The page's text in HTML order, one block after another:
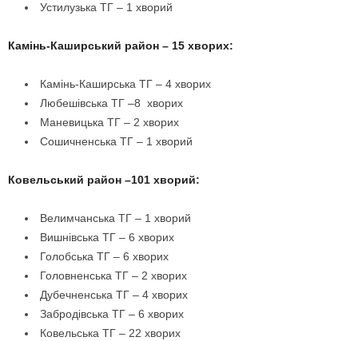
Устилузька ТГ – 1 хворий
Камінь-Каширський район – 15 хворих:
Камінь-Каширська ТГ – 4 хворих
Любешівська ТГ –8 хворих
Маневицька ТГ – 2 хворих
Сошичненська ТГ – 1 хворий
Ковельський район –101 хворий:
Велимчанська ТГ – 1 хворий
Вишнівська ТГ – 6 хворих
Голобська ТГ – 6 хворих
Головненська ТГ – 2 хворих
Дубечненська ТГ – 4 хворих
Забродівська ТГ – 6 хворих
Ковельська ТГ – 22 хворих